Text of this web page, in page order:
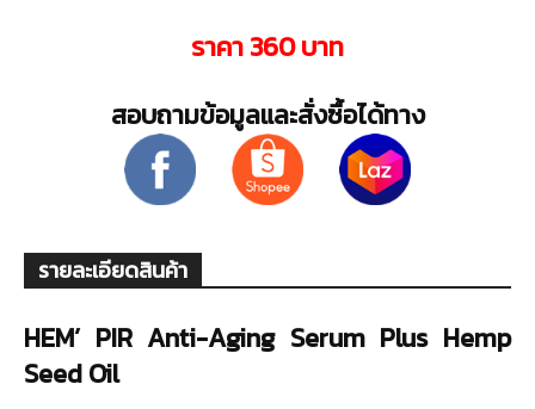
ราคา 360 บาท
สอบถามข้อมูลและสั่งซื้อได้ทาง
รายละเอียดสินค้า
HEM’ PIR Anti-Aging Serum Plus Hemp
Seed Oil